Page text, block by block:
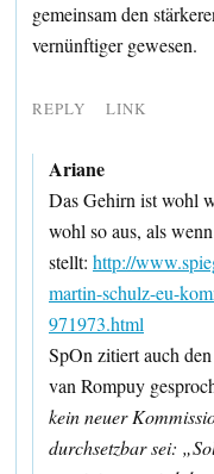
gemeinsam den
vernünftiger gewesen.
REPLY LINK
Ariane
Das Gehirn ist wohl
wohl so aus, als
stellt: http://
martin-schulz-eu-
971973.html
SpOn zitiert auch
van Rompuy
kein neuer
durchsetzbar sei: